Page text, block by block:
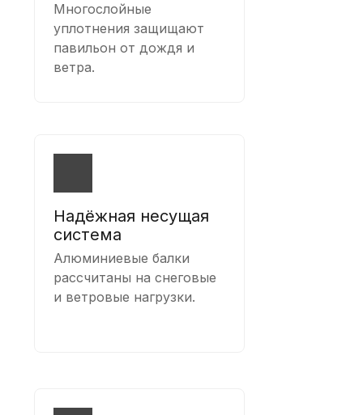
Надёжная несущая
система
Алюминиевые балки
рассчитаны на снеговые
и ветровые нагрузки.
Многослойные
уплотнения защищают
павильон от дождя и
ветра.